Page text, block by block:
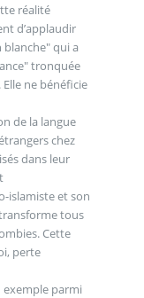
réalité
d’applaudir
qui a
tronquée
ne bénéficie
de la langue
chez
dans leur
islamiste et son
tous
Cette
perte
exemple parmi